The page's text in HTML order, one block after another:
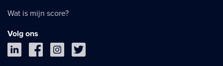
Wat is mijn score?
Volg ons